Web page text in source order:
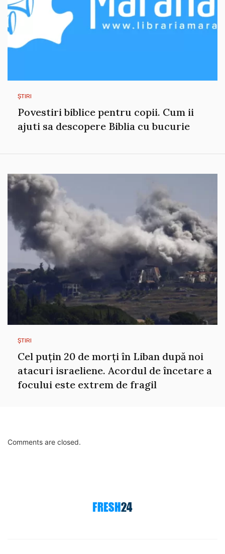
ȘTIRI
Povestiri biblice pentru copii. Cum ii
ajuti sa descopere Biblia cu bucurie
ȘTIRI
Cel puțin 20 de morți în Liban după noi
atacuri israeliene. Acordul de încetare a
focului este extrem de fragil
Comments are closed.